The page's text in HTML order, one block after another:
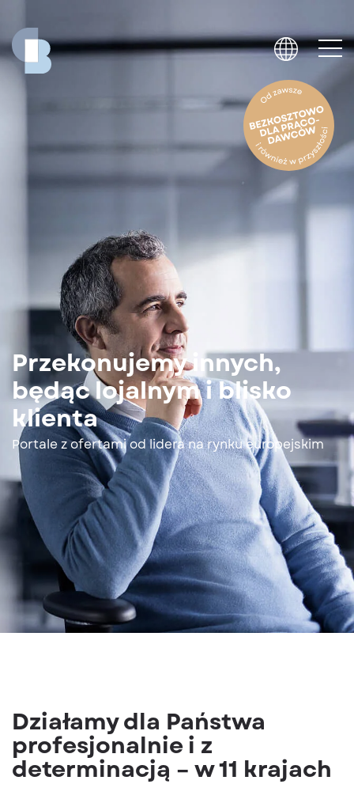
Przekonujemy innych,
będąc lojalnym i blisko
klienta
Portale z ofertami od lidera na rynku europejskim
Działamy dla Państwa
profesjonalnie i z
determinacją – w 11 krajach